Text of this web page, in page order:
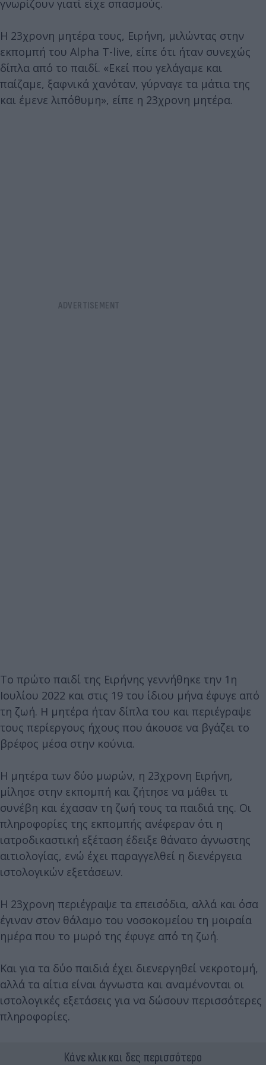
γνωρίζουν γιατί είχε σπασμούς.
Η 23χρονη μητέρα τους, Ειρήνη, μιλώντας στην
εκπομπή του Alpha T-live, είπε ότι ήταν συνεχώς
δίπλα από το παιδί. «Εκεί που γελάγαμε και
παίζαμε, ξαφνικά χανόταν, γύρναγε τα μάτια της
και έμενε λιπόθυμη», είπε η 23χρονη μητέρα.
Το πρώτο παιδί της Ειρήνης γεννήθηκε την 1η
Ιουλίου 2022 και στις 19 του ίδιου μήνα έφυγε από
τη ζωή. Η μητέρα ήταν δίπλα του και περιέγραψε
τους περίεργους ήχους που άκουσε να βγάζει το
βρέφος μέσα στην κούνια.
Η μητέρα των δύο μωρών, η 23χρονη Ειρήνη,
μίλησε στην εκπομπή και ζήτησε να μάθει τι
συνέβη και έχασαν τη ζωή τους τα παιδιά της. Οι
πληροφορίες της εκπομπής ανέφεραν ότι η
ιατροδικαστική εξέταση έδειξε θάνατο άγνωστης
αιτιολογίας, ενώ έχει παραγγελθεί η διενέργεια
ιστολογικών εξετάσεων.
Η 23χρονη περιέγραψε τα επεισόδια, αλλά και όσα
έγιναν στον θάλαμο του νοσοκομείου τη μοιραία
ημέρα που το μωρό της έφυγε από τη ζωή.
Και για τα δύο παιδιά έχει διενεργηθεί νεκροτομή,
αλλά τα αίτια είναι άγνωστα και αναμένονται οι
ιστολογικές εξετάσεις για να δώσουν περισσότερες
πληροφορίες.
Κάνε κλικ και δες περισσότερο